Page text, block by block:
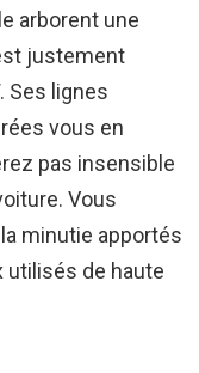
arborent une
justement
Ses lignes
vous en
pas insensible
Vous
minutie apportés
utilisés de haute